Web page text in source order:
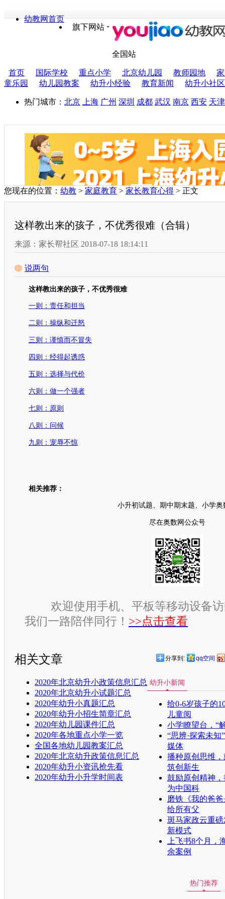
幼教网首页
旗下网站
全国站
首页 国际学校 重点小学 北京幼儿园 教师园地
童乐园
幼儿园教案 幼升小经验 教育新闻 幼升小社区
热门城市： 北京 上海 广州 深圳 成都 武汉 南京 西安 天津
您现在的位置： 幼教 > 家庭教育 > 家长教育心得 > 正文
这样教出来的孩子，不优秀很难（合辑）
来源：家长帮社区 2018-07-18 18:14:11
说两句
这样教出来的孩子，不优秀很难
一则：责任和担当
二则：操纵和迁怒
三则：谨慎而不冒失
四则：经得起诱惑
五则：选择与代价
六则：做一个强者
七则：原则
八则：问候
九则：宠辱不惊
相关推荐：
小升初试题、期中期末题、小学奥
尽在奥数网公众号
欢迎使用手机、平板等移动设备
我们一路陪伴同行！ >>点击查看
分享到: qq空间
相关文章
2020年北京幼升小政策信息汇总
2020年北京幼升小试题汇总
2020年幼升小真题汇总
2020年幼升小招生简章汇总
2020年幼儿园课件汇总
2020年各地重点小学一览
全国各地幼儿园教案汇总
2020年北京幼升政策信息汇总
2020年幼升小资讯抢先看
2020年幼升小升学时间表
幼升小新闻
给0-6岁孩子的
儿童阅
小学瞭望台，“
“思辨·探索未
媒体
播种原创思维
筑创新生
鼓励原创精神
为中国科
磨铁《我的爸
给所有父
斑马家政云重
新模式
上飞书8个月，
余案例
热门推荐